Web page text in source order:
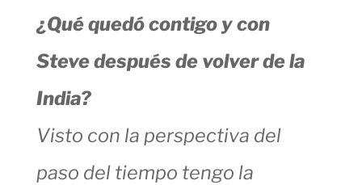
¿Qué quedó contigo y con
Steve después de volver de la
India?
Visto con la perspectiva del
paso del tiempo tengo la